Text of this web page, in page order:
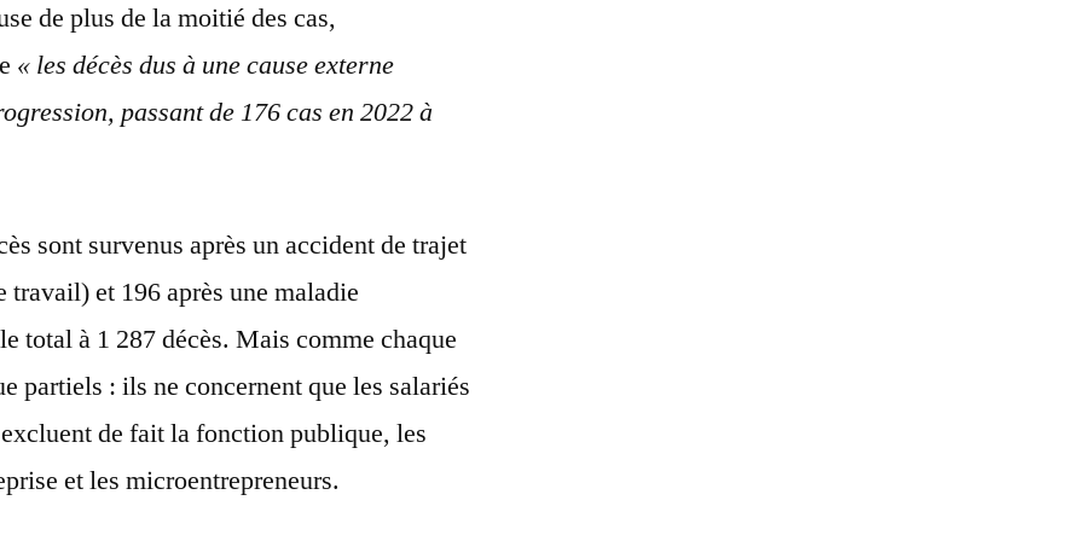
de plus de la moitié des cas,
« les décès dus à une cause externe
passant de 176 cas en 2022 à
sont survenus après un accident de trajet
et 196 après une maladie
total à 1 287 décès. Mais comme chaque
partiels : ils ne concernent que les salariés
de fait la fonction publique, les
et les microentrepreneurs.